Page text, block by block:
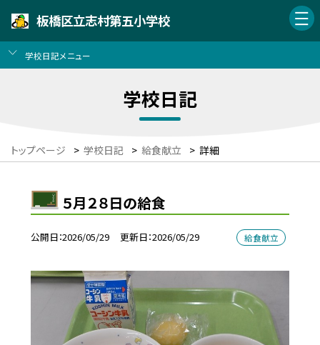
板橋区立志村第五小学校
学校日記メニュー
学校日記
トップページ > 学校日記 > 給食献立 > 詳細
５月２８日の給食
公開日 2026/05/29 更新日 2026/05/29 給食献立